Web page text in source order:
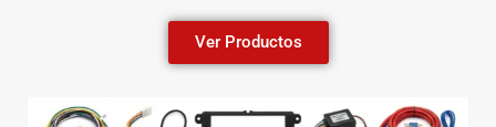
Ver Productos